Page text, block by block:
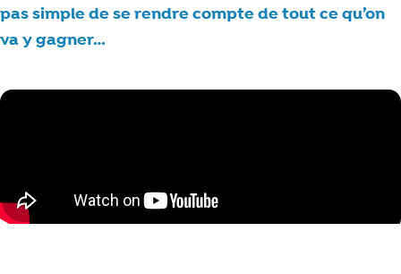
pas simple de se rendre compte de tout ce qu’on
va y gagner…